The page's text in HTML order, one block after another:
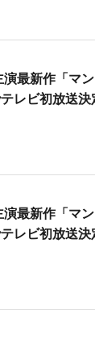
最新作「マ
レビ初放送決
最新作「マ
レビ初放送決